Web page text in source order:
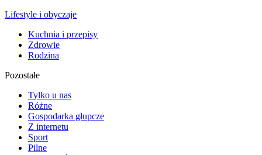
Lifestyle i obyczaje
Kuchnia i przepisy
Zdrowie
Rodzina
Pozostałe
Tylko u nas
Różne
Gospodarka głupcze
Z internetu
Sport
Pilne